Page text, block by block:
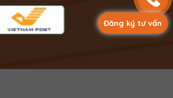
Đăng ký tư vấn